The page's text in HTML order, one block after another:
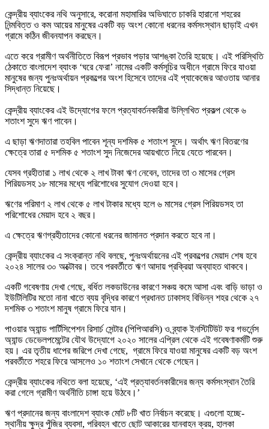
কেন্দ্রীয় ব্যাংকের নথি অনুসারে, করোনা মহামারির অভিঘাতে চাকরি হারানো শহরের
নিন্মবিত্ত ও কম আয়ের মানুষের একটি বড় অংশ কোনো ধরনের কর্মসংস্থান ছাড়াই এখন
গ্রামে কঠিন জীবনযাপন করছেন।
এতে করে গ্রামীণ অর্থনীতিতে বিরূপ প্রভাব পড়ার আশঙ্কা তৈরি হয়েছে। এই পরিস্থিতি
ঠেকাতে বাংলাদেশ ব্যাংক ‘ঘরে ফেরা’ নামের একটি কর্মসূচির অধীনে গ্রামে ফিরে যাওয়া
মানুষের জন্য পুনঃঅর্থায়ন প্রকল্পের অংশ হিসেবে তাদের এই প্যাকেজের আওতায় আনার
সিদ্ধান্ত নিয়েছে।
কেন্দ্রীয় ব্যাংকের এই উদ্যোগের ফলে প্রত্যাবর্তনকারীরা উল্লিখিত প্রকল্প থেকে ৬
শতাংশ সুদে ঋণ পাবেন।
এ ছাড়া ঋণদাতারা তহবিল পাবেন শূন্য দশমিক ৫ শতাংশ সুদে। অর্থাৎ ঋণ বিতরণের
ক্ষেত্রে তারা ৫ দশমিক ৫ শতাংশ সুদ নিজেদের আয়খাতে নিয়ে যেতে পারবেন।
যেসব গ্রহীতারা ১ লাখ থেকে ২ লাখ টাকা ঋণ নেবেন, তাদের তা ৩ মাসের গ্রেস
পিরিয়ডসহ ১৮ মাসের মধ্যে পরিশোধের সুযোগ দেওয়া হবে।
ঋণের পরিমাণ ২ লাখ থেকে ৫ লাখ টাকার মধ্যে হলে ৬ মাসের গ্রেস পিরিয়ডসহ তা
পরিশোধের মেয়াদ হবে ২ বছর।
এ ক্ষেত্রে ঋণগ্রহীতাদের কোনো ধরনের জামানত প্রদান করতে হবে না।
কেন্দ্রীয় ব্যাংকের এ সংক্রান্ত নথি বলছে, পুনঃঅর্থায়নের এই প্রকল্পের মেয়াদ শেষ হবে
২০২৪ সালের ৩০ অক্টোবর। তবে পরবর্তীতে ঋণ আদায় প্রক্রিয়া অব্যাহত থাকবে।
একটি গবেষণায় দেখা গেছে, বর্ধিত লকডাউনের কারণে সঞ্চয় কমে আসা এবং বাড়ি ভাড়া ও
ইউটিলিটির মতো নানা খাতে ব্যয় বৃদ্ধির কারণে প্রধানত ঢাকাসহ বিভিন্ন শহর থেকে ২৭
দশমিক ৩ শতাংশ মানুষ গ্রামে ফিরে যান।
পাওয়ার অ্যান্ড পার্টিসিপেশন রিসার্চ সেন্টার (পিপিআরসি) ও ব্র্যাক ইনস্টিটিউট ফর গভর্নেন্স
অ্যান্ড ডেভেলপমেন্টের যৌথ উদ্যোগে ২০২০ সালের এপ্রিল থেকে এই গবেষণাকর্মটি শুরু
হয়। এর তৃতীয় ধাপের জরিপে দেখা গেছে, গ্রামে ফিরে যাওয়া মানুষের একটি বড় অংশ
পরবর্তীতে শহরে ফিরে আসলেও ১০ শতাংশ সেখানে থেকে গেছেন।
কেন্দ্রীয় ব্যাংকের নথিতে বলা হয়েছে, ‘এই প্রত্যাবর্তনকারীদের জন্য কর্মসংস্থান তৈরি
করা গেলে গ্রামীণ অর্থনীতি চাঙ্গা হয়ে উঠবে।’
ঋণ প্রদানের জন্য বাংলাদেশ ব্যাংক মোট ৮টি খাত নির্বাচন করেছে। এগুলো হচ্ছে-
স্থানীয় ক্ষুদ্র পুঁজির ব্যবসা, পরিবহন খাতে ছোট আকারের যানবাহন ক্রয়, হালকা